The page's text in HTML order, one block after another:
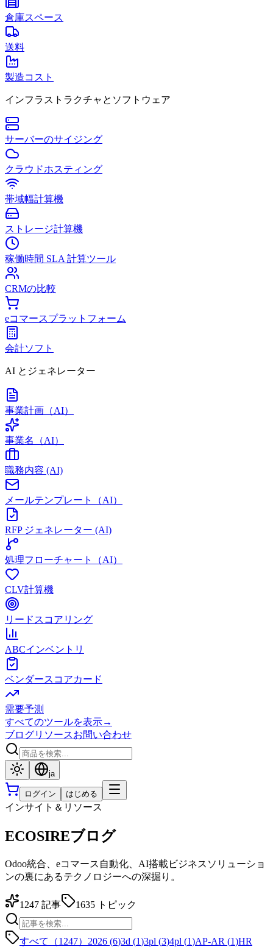
倉庫スペース
送料
製造コスト
インフラストラクチャとソフトウェア
サーバーのサイジング
クラウドホスティング
帯域幅計算機
ストレージ計算機
稼働時間 SLA 計算ツール
CRMの比較
eコマースプラットフォーム
会計ソフト
AI とジェネレーター
事業計画（AI）
事業名（AI）
職務内容 (AI)
メールテンプレート（AI）
RFP ジェネレーター (AI)
処理フローチャート（AI）
CLV計算機
リードスコアリング
ABCインベントリ
ベンダースコアカード
需要予測
すべてのツールを表示→
ブログリソースお問い合わせ
ja
ログイン はじめる
インサイト＆リソース
ECOSIREブログ
Odoo統合、eコマース自動化、AI搭載ビジネスソリューショ
ンの裏にあるテクノロジーへの深掘り。
1247 記事 1635 トピック
すべて（1247） 2026 (6)3d (1)3pl (3)4pl (1)AP-AR (1)HR